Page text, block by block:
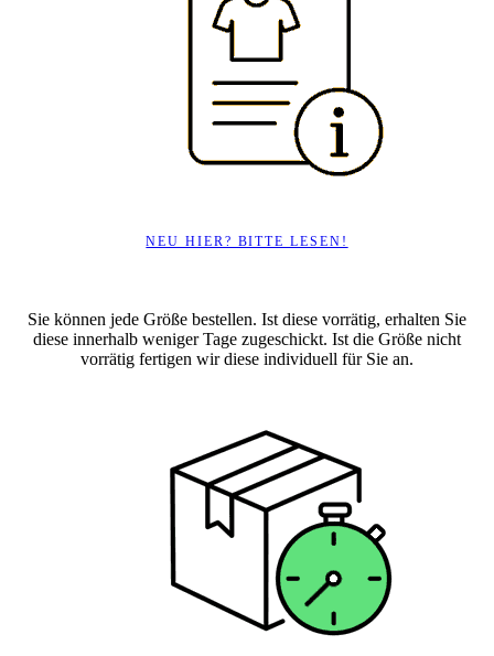
NEU HIER? BITTE LESEN!
Sie können jede Größe bestellen. Ist diese vorrätig, erhalten Sie
diese innerhalb weniger Tage zugeschickt. Ist die Größe nicht
vorrätig fertigen wir diese individuell für Sie an.